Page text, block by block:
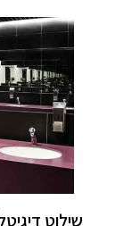
שילוט